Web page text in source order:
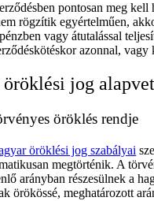
pontosan meg
rögzítik egyértelműen,
vagy átutalással
azonnal,
jog
öröklés rendje
öröklési jog szabályai
megtörténik. A
arányban részesülnek a
örökössé, meghatározott